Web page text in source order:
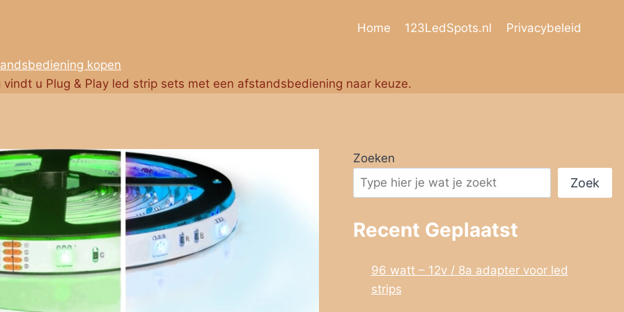
Home 123LedSpots.nl Privacybeleid
kopen
vindt u Plug & Play led strip sets met een afstandsbediening naar keuze.
Zoeken
Zoek
Recent Geplaatst
96 watt – 12v / 8a adapter voor led
strips